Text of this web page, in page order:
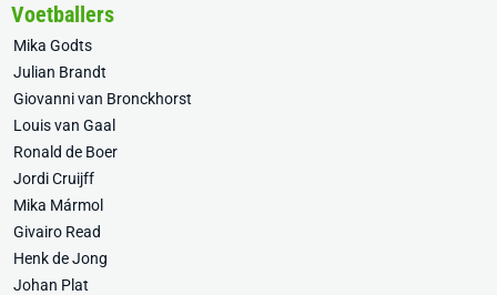
Voetballers
Mika Godts
Julian Brandt
Giovanni van Bronckhorst
Louis van Gaal
Ronald de Boer
Jordi Cruijff
Mika Mármol
Givairo Read
Henk de Jong
Johan Plat